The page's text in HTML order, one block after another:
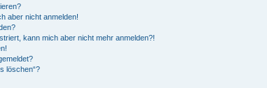
aber nicht anmelden!
kann mich aber nicht mehr anmelden?!
löschen“?